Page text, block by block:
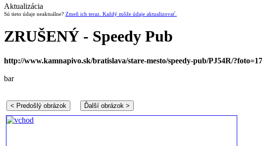
Aktualizácia
Sú tieto údaje neaktuálne? Zmeň ich teraz. Každý môže údaje aktualizovať.
ZRUŠENÝ - Speedy Pub
http://www.kamnapivo.sk/bratislava/stare-mesto/speedy-pub/PJ54R/
bar